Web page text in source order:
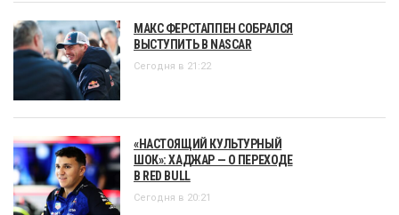
МАКС ФЕРСТАППЕН СОБРАЛСЯ
ВЫСТУПИТЬ В NASCAR
Сегодня в 21:22
«НАСТОЯЩИЙ КУЛЬТУРНЫЙ
ШОК»: ХАДЖАР — О ПЕРЕХОДЕ
В RED BULL
Сегодня в 20:21